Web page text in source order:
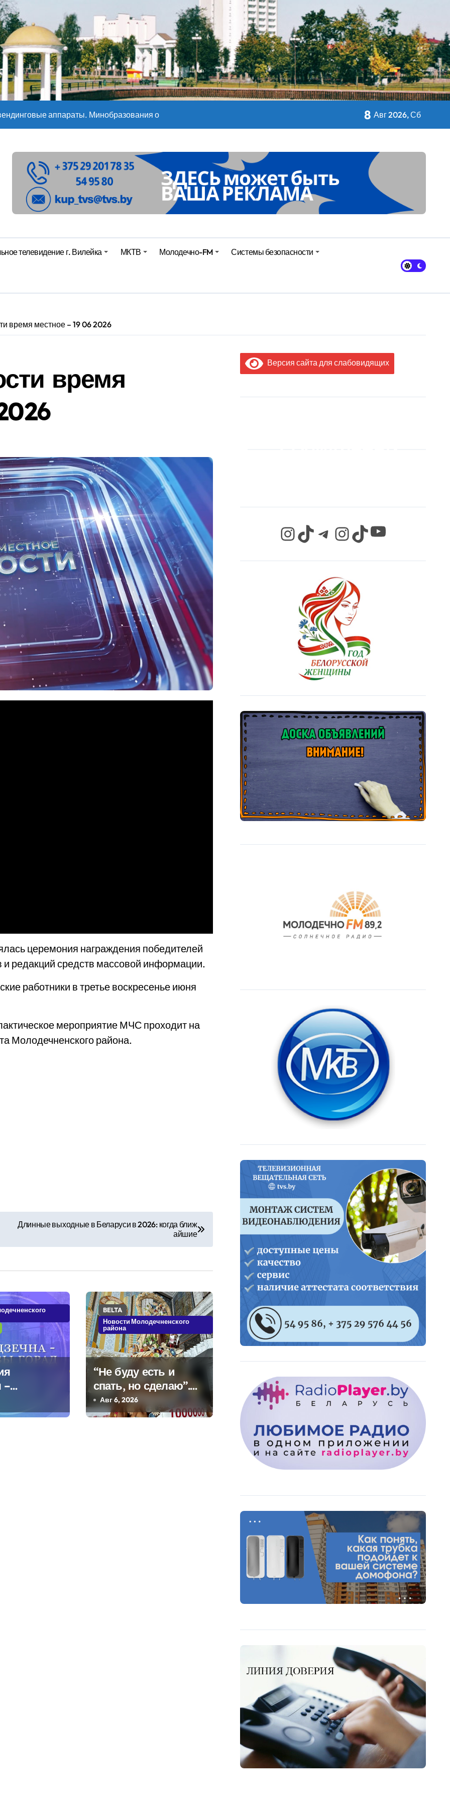
– 05 08 2026
– 07 08 20
аппараты. Минобразования об изменениях в школьном питании
из Молодечно о 50-килограммовом каравае для Дворца Независимости
детей с 1 сентября, рассказали в правительстве
рассказали о погоде на сегодня
– 05 08 2026
– 07 08 20
8 Авг 2026, Сб
телевидение г. Вилейка МКТВ Молодечно-FM Системы безопасности
время местное – 19 06 2026
время
церемония награждения победителей
и редакций средств массовой информации.
работники в третье воскресенье июня
мероприятие МЧС проходит на
Молодечненского района.
Длинные выходные в Беларуси в 2026: когда ближ
айшие
–
BELTA
Новости Молодечненского
района
“Не буду есть и
спать, но сделаю”.
Мастерица из
Молодечно о 50-
Авг 6, 2026
Версия сайта для слабовидящих
InstagramTikTok Telegram InstagramTikTok YouTube